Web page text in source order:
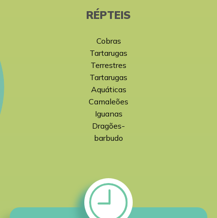
RÉPTEIS
Cobras
Tartarugas
Terrestres
Tartarugas
Aquáticas
Camaleões
Iguanas
Dragões-
barbudo